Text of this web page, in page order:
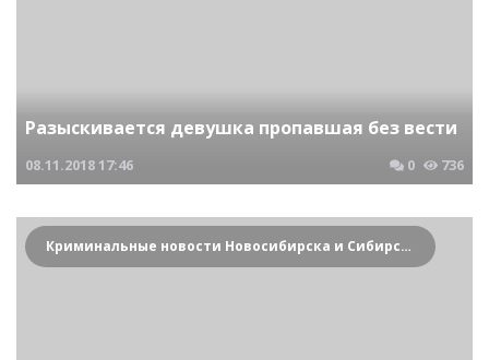
Разыскивается девушка пропавшая без вести
08.11.201817:46 0 736
Криминальные новости Новосибирска и Сибирского региона